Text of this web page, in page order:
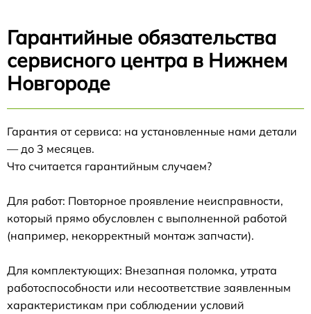
Гарантийные обязательства
сервисного центра в Нижнем
Новгороде
Гарантия от сервиса: на установленные нами детали
— до 3 месяцев.
Что считается гарантийным случаем?
Для работ: Повторное проявление неисправности,
который прямо обусловлен с выполненной работой
(например, некорректный монтаж запчасти).
Для комплектующих: Внезапная поломка, утрата
работоспособности или несоответствие заявленным
характеристикам при соблюдении условий